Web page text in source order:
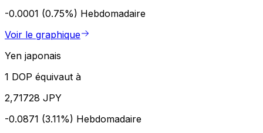
-0.0001 (0.75%) Hebdomadaire
Voir le graphique
Yen japonais
1 DOP équivaut à
2,71728 JPY
-0.0871 (3.11%) Hebdomadaire